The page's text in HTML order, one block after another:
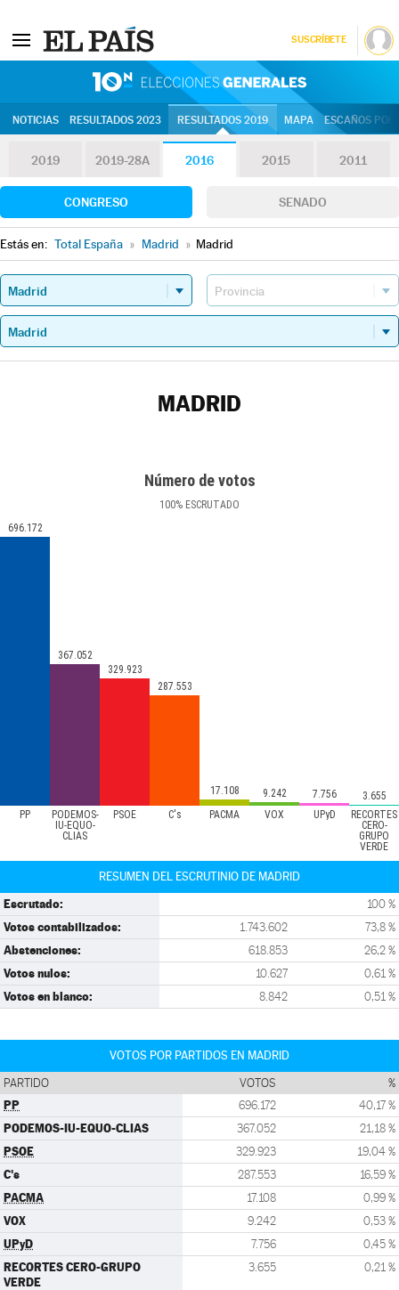
SUSCRÍBETE
NOTICIAS RESULTADOS 2023 RESULTADOS 2019 MAPA ESCAÑOS
2019 2019-28A 2016 2015 2011
CONGRESO SENADO
Estás en: Total España » Madrid » Madrid
MADRID
Número de votos
100% ESCRUTADO
PP
PODEMOS-
IU-EQUO-
CLIAS
PSOE C's PACMA VOX UPyD
RECORTES
CERO-
GRUPO
VERDE
696.172
367.052
329.923
287.553
17.108 9.242 7.756 3.655
RESUMEN DEL ESCRUTINIO DE MADRID
Escrutado: 100 %
Votos contabilizados: 1.743.602 73,8 %
Abstenciones: 618.853 26,2 %
Votos nulos: 10.627 0,61 %
Votos en blanco: 8.842 0,51 %
VOTOS POR PARTIDOS EN MADRID
PARTIDO VOTOS %
PP 696.172 40,17 %
PODEMOS-IU-EQUO-CLIAS 367.052 21,18 %
PSOE 329.923 19,04 %
C's 287.553 16,59 %
PACMA 17.108 0,99 %
VOX 9.242 0,53 %
UPyD 7.756 0,45 %
RECORTES CERO-GRUPO
VERDE
3.655 0,21 %